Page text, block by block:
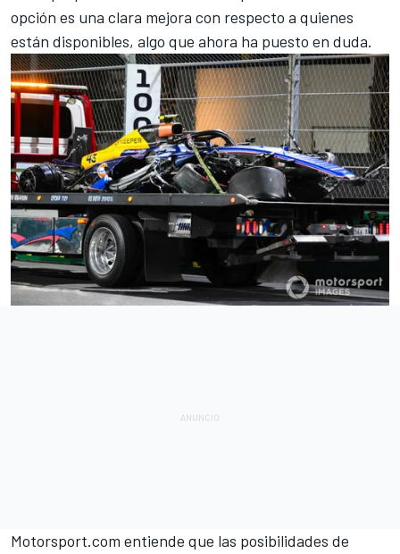
opción es una clara mejora con respecto a quienes
están disponibles, algo que ahora ha puesto en duda.
Motorsport.com entiende que las posibilidades de